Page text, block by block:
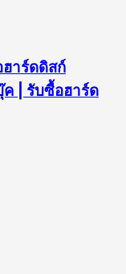
าร์ดดิสก์
| รับซื้อฮาร์ด